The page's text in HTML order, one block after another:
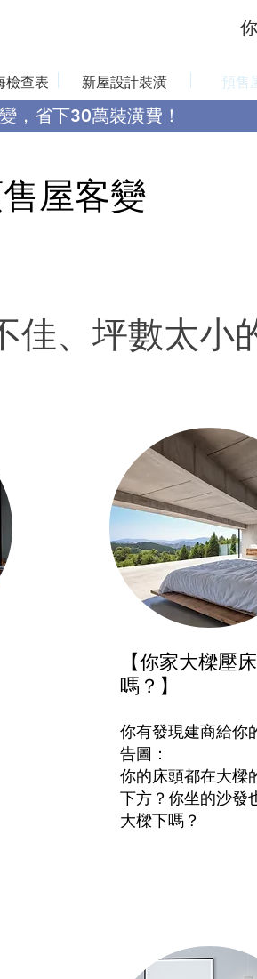
檢查表 新屋設計裝潢 預售
，省下30萬裝潢費！
屋客變
佳、坪數太小
【你家大樑壓床
嗎？】
你有發現建商給你
告圖：
你的床頭都在大樑
下方？你坐的沙發
大樑下嗎？